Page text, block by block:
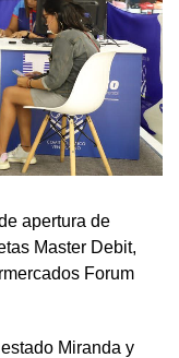
apertura de
Master Debit,
Forum
Miranda y